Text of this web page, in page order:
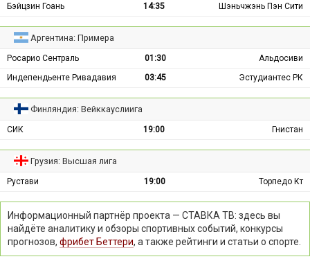
Бэйцзин Гоань 14:35 Шэньчжэнь Пэн Сити
Аргентина: Примера
Росарио Сентраль 01:30
Альдосиви
Индепендьенте Ривадавия
03:45 Эстудиантес РК
Финляндия: Вейккауслиига
СИК 19:00 Гнистан
Грузия: Высшая лига
Рустави 19:00 Торпедо Кт
Информационный партнёр проекта — СТАВКА ТВ: здесь вы
найдёте аналитику и обзоры спортивных событий, конкурсы
прогнозов, фрибет Беттери, а также рейтинги и статьи о спорте.